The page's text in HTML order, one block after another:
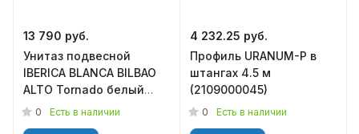
13 790 руб.
Унитаз подвесной
IBERICA BLANCA BILBAO
ALTO Tornado белый
(IB.BLA.234.1B1)
0 Есть в наличии
4 232.25 руб.
Профиль URANUM-P в
штангах 4.5 м
(2109000045)
0 Есть в наличии